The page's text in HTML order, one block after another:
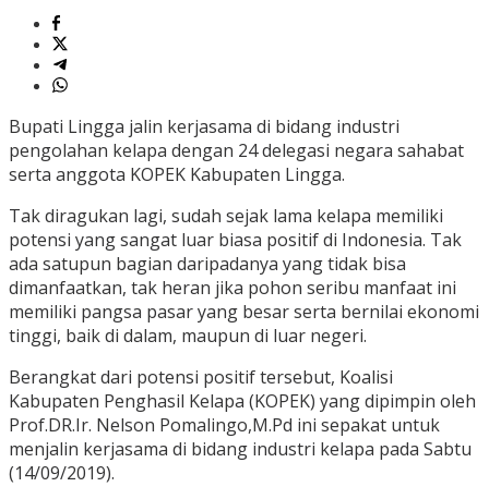
Bupati Lingga jalin kerjasama di bidang industri
pengolahan kelapa dengan 24 delegasi negara sahabat
serta anggota KOPEK Kabupaten Lingga.
Tak diragukan lagi, sudah sejak lama kelapa memiliki
potensi yang sangat luar biasa positif di Indonesia. Tak
ada satupun bagian daripadanya yang tidak bisa
dimanfaatkan, tak heran jika pohon seribu manfaat ini
memiliki pangsa pasar yang besar serta bernilai ekonomi
tinggi, baik di dalam, maupun di luar negeri.
Berangkat dari potensi positif tersebut, Koalisi
Kabupaten Penghasil Kelapa (KOPEK) yang dipimpin oleh
Prof.DR.Ir. Nelson Pomalingo,M.Pd ini sepakat untuk
menjalin kerjasama di bidang industri kelapa pada Sabtu
(14/09/2019).